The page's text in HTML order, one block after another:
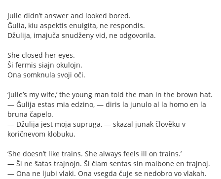
Julie didn’t answer and looked bored.
Ĝulia, kiu aspektis enuigita, ne respondis.
Džulija, imajuča snudženy vid, ne odgovorila.
She closed her eyes.
Ŝi fermis siajn okulojn.
Ona somknula svoji oči.
‘Julie’s my wife,’ the young man told the man in the brown hat.
— Ĝulija estas mia edzino, — diris la junulo al la homo en la
bruna čapelo.
— Džulija jest moja supruga, — skazal junak člověku v
koričnevom klobuku.
‘She doesn’t like trains. She always feels ill on trains.’
— Ŝi ne ŝatas trajnojn. Ŝi čiam sentas sin malbone en trajnoj.
— Ona ne ljubi vlaki. Ona vsegda čuje se nedobro vo vlakah.